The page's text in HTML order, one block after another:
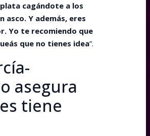
cagándote a los
asco. Y además, eres
Yo te recomiendo que
que no tienes idea”.
asegura
tiene